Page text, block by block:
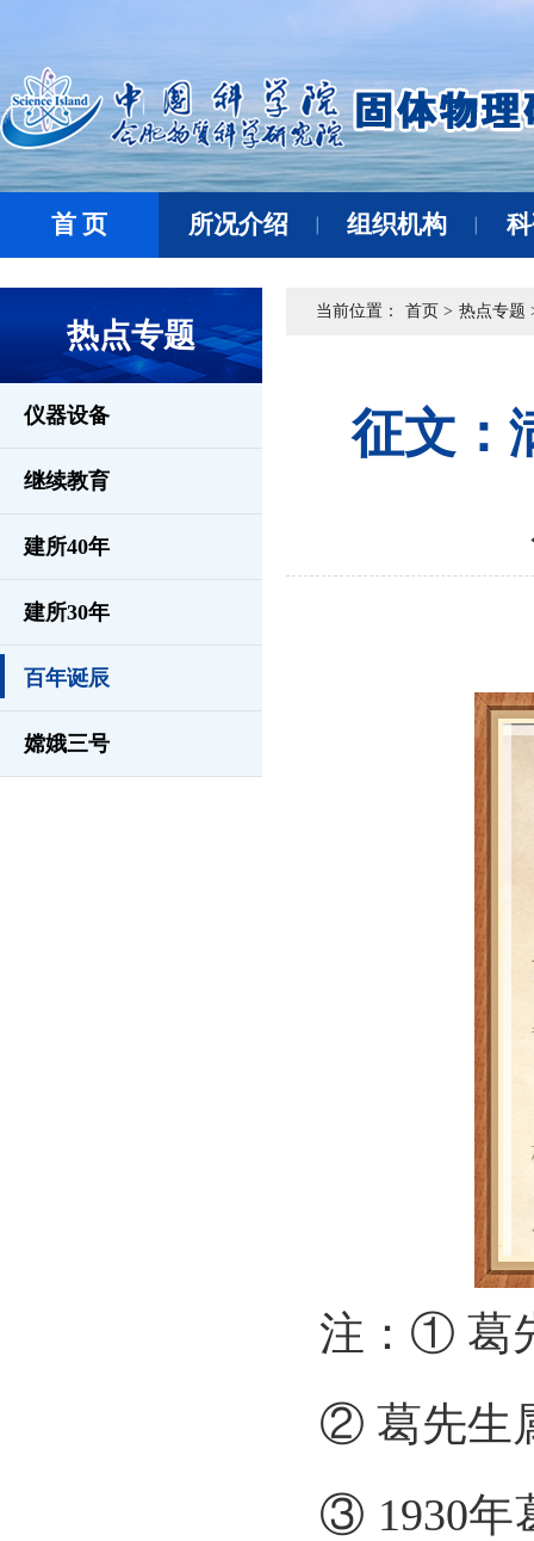
首 页 所况介绍 组织机构
热点专题
仪器设备
继续教育
建所40年
建所30年
百年诞辰
嫦娥三号
当前位置： 首页 > 热点专题
征文：
注：① 葛
② 葛先生
③ 1930年